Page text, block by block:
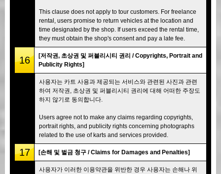
This clause does not apply to tour customers. For freelance
rental, users promise to return vehicles at the location and
time designated by the shop. If users exceed the rental time,
they must obtain the shop's consent and pay a late fee.
16
[저작권, 초상권 및 퍼블리시티 권리 / Copyrights, Portrait and
Publicity Rights]
사용자는 카트 사용과 제공되는 서비스와 관련된 사진과 관련
하여 저작권, 초상권 및 퍼블리시티 권리에 대해 어떠한 주장도
하지 않기로 동의합니다.
Users agree not to make any claims regarding copyrights,
portrait rights, and publicity rights concerning photographs
related to the use of karts and services provided.
17 [손해 및 벌금 청구 / Claims for Damages and Penalties]
사용자가 이러한 이용약관을 위반한 경우 사용자는 손해나 위